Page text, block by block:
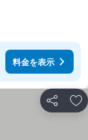
料金を表示
シェア お